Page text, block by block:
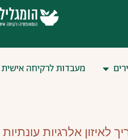
מעבדות לרקיחה אישית
לאיזון אלרגיות